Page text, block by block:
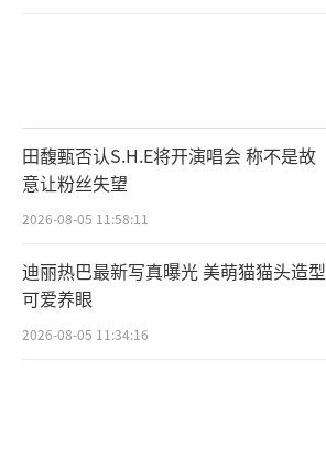
田馥甄否认S.H.E将开演唱会 称不是故
意让粉丝失望
2026-08-05 11:58:11
迪丽热巴最新写真曝光 美萌猫猫头造型
可爱养眼
2026-08-05 11:34:16